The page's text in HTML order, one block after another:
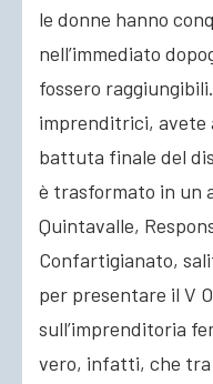
le donne hanno
nell’immediato
fossero
imprenditrici, avete
battuta finale del
è trasformato in un
Quintavalle,
Confartigianato,
per presentare il V
sull’imprenditoria
vero, infatti, che tra